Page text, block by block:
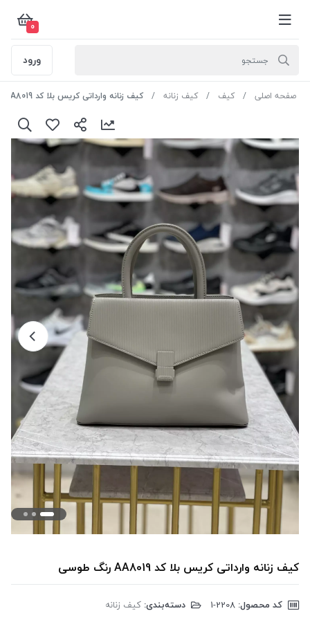
0
ورود
صفحه اصلی کیف کیف زنانه کیف زنانه وارداتی کریس بلا کد AA8019 رنگ طوسی
کیف زنانه وارداتی کریس بلا کد AA8019 رنگ طوسی
کد محصول: دسته‌بندی: کیف زنانه